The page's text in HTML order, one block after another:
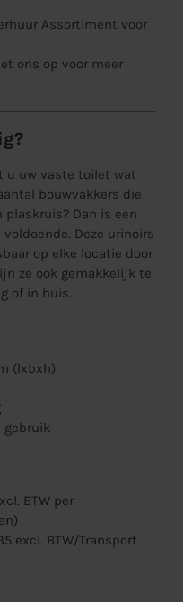
Assortiment voor
ons op voor meer
u uw vaste toilet wat
bouwvakkers die
Dan is een
Deze urinoirs
op elke locatie door
ze ook gemakkelijk te
of in huis.
(lxbxh)
gebruik
BTW per
excl. BTW/Transport